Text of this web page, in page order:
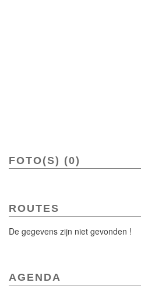
FOTO(S) (0)
ROUTES
De gegevens zijn niet gevonden !
AGENDA